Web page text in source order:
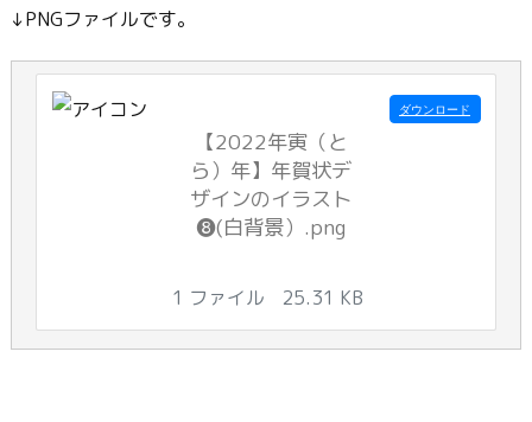
↓PNGファイルです。
【2022年寅（と
ら）年】年賀状デ
ザインのイラスト
❽(白背景）.png
1 ファイル 25.31 KB
ダウンロード